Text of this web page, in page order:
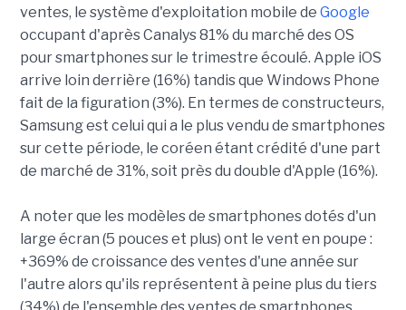
ventes, le système d'exploitation mobile de Google
occupant d'après Canalys 81% du marché des OS
pour smartphones sur le trimestre écoulé. Apple iOS
arrive loin derrière (16%) tandis que Windows Phone
fait de la figuration (3%). En termes de constructeurs,
Samsung est celui qui a le plus vendu de smartphones
sur cette période, le coréen étant crédité d'une part
de marché de 31%, soit près du double d'Apple (16%).
A noter que les modèles de smartphones dotés d'un
large écran (5 pouces et plus) ont le vent en poupe :
+369% de croissance des ventes d'une année sur
l'autre alors qu'ils représentent à peine plus du tiers